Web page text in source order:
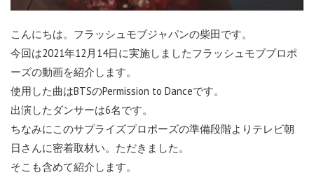
こんにちは。フラッシュモブジャパンの柴田です。
今回は2021年12月14日に実施しましたフラッシュモブプロポ
ーズの動画を紹介します。
使用した曲はBTSのPermission to Danceです。
出演したダンサーは6名です。
ちなみにこのサプライズプロポーズの準備段階よりテレビ朝
日さんに密着取材い。ただきました。
そこも含めて紹介します。